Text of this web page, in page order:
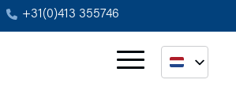
+31(0)413 355746